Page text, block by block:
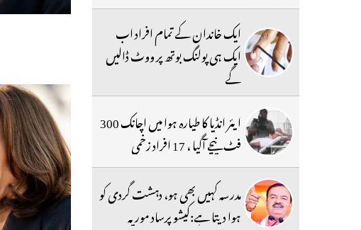
ایک خاندان کے تمام افراد اب
ایک ہی پولنگ بوتھ پر ووٹ ڈالیں
گے
ایئر انڈیا کا طیارہ ہوا میں اچانک 300
فٹ نیچے آگیا ، 17 افراد زخمی
مدرسہ کہیں بھی ہو، دہشت گردی کو
ہوا دیتا ہے:کیشو پرساد موریہ